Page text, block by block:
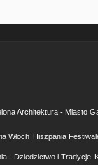
Architektura - Miasto
Włoch Hiszpania
- Dziedzictwo i Tradycje